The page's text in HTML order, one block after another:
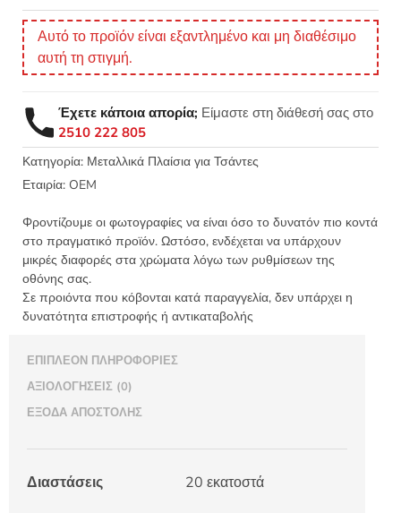
Αυτό το προϊόν είναι εξαντλημένο και μη διαθέσιμο
αυτή τη στιγμή.
Έχετε κάποια απορία; Είμαστε στη διάθεσή σας στο
2510 222 805
Κατηγορία: Μεταλλικά Πλαίσια για Τσάντες
Εταιρία: OEM
Φροντίζουμε οι φωτογραφίες να είναι όσο το δυνατόν πιο κοντά
στο πραγματικό προϊόν. Ωστόσο, ενδέχεται να υπάρχουν
μικρές διαφορές στα χρώματα λόγω των ρυθμίσεων της
οθόνης σας.
Σε προιόντα που κόβονται κατά παραγγελία, δεν υπάρχει η
δυνατότητα επιστροφής ή αντικαταβολής
ΕΠΙΠΛΈΟΝ ΠΛΗΡΟΦΟΡΊΕΣ
ΑΞΙΟΛΟΓΉΣΕΙΣ (0)
ΈΞΟΔΑ ΑΠΟΣΤΟΛΉΣ
Διαστάσεις 20 εκατοστά